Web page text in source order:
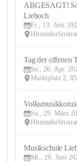
ABGESAGT!
Lieboch
Fr., 13. Juni
Tag der offenen
Sa., 26. Apr.
Marktplatz 2,
Sa., 29. März
Musikschule
Mi., 26. Juni